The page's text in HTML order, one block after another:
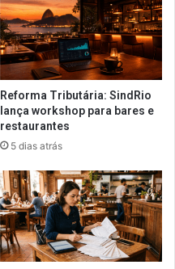
Reforma Tributária: SindRio
lança workshop para bares e
restaurantes
5 dias atrás